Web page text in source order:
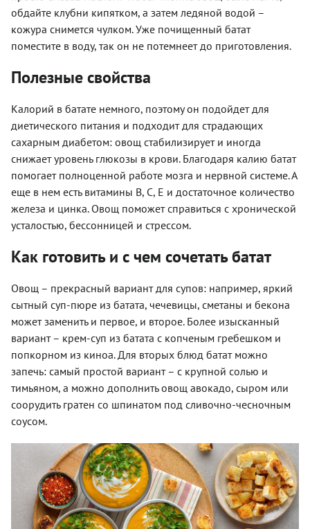
обдайте клубни кипятком, а затем ледяной водой –
кожура снимется чулком. Уже почищенный батат
поместите в воду, так он не потемнеет до приготовления.
Полезные свойства
Калорий в батате немного, поэтому он подойдет для
диетического питания и подходит для страдающих
сахарным диабетом: овощ стабилизирует и иногда
снижает уровень глюкозы в крови. Благодаря калию батат
помогает полноценной работе мозга и нервной системе. А
еще в нем есть витамины В, С, Е и достаточное количество
железа и цинка. Овощ поможет справиться с хронической
усталостью, бессонницей и стрессом.
Как готовить и с чем сочетать батат
Овощ – прекрасный вариант для супов: например, яркий
сытный суп-пюре из батата, чечевицы, сметаны и бекона
может заменить и первое, и второе. Более изысканный
вариант – крем-суп из батата с копченым гребешком и
попкорном из киноа. Для вторых блюд батат можно
запечь: самый простой вариант – с крупной солью и
тимьяном, а можно дополнить овощ авокадо, сыром или
соорудить гратен со шпинатом под сливочно-чесночным
соусом.